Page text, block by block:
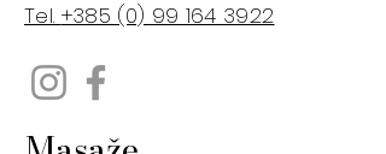
Tel. +385 (0) 99 164 3922